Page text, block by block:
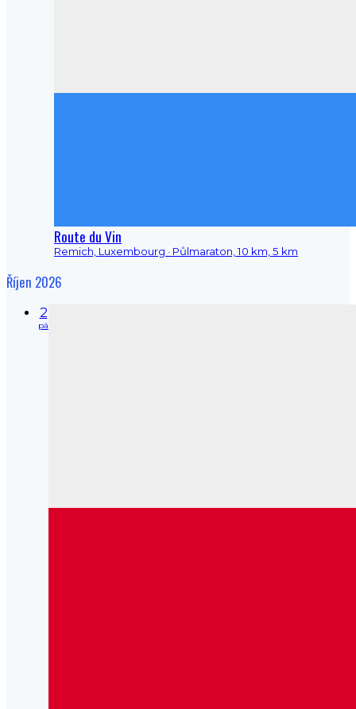
Route du Vin
Remich, Luxembourg · Půlmaraton, 10 km, 5 km
Říjen 2026
2
pá